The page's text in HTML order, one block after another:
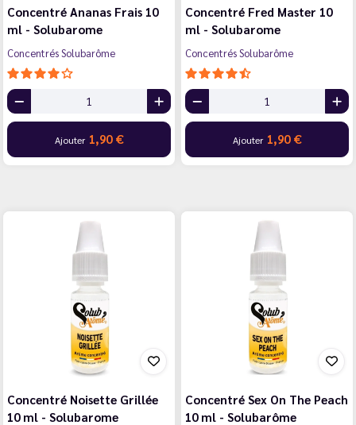
Concentré Ananas Frais 10
ml - Solubarome
Concentrés Solubarôme
Ajouter 1,90 €
Concentré Fred Master 10
ml - Solubarome
Concentrés Solubarôme
Ajouter 1,90 €
Concentré Noisette Grillée
10 ml - Solubarome
Concentré Sex On The Peach
10 ml - Solubarôme